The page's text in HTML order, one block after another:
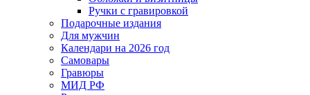
Ручки с гравировкой
Подарочные издания
Для мужчин
Календари на 2026 год
Самовары
Гравюры
МИД РФ